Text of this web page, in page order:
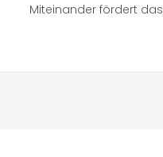
Miteinander fördert das